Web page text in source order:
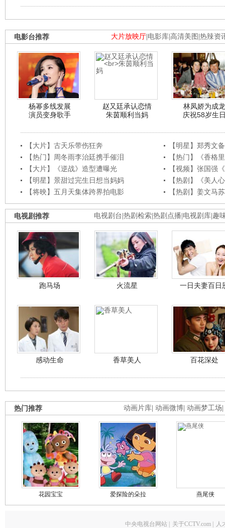
大片放映厅 电影库 高清美图 热辣资
电影台推荐
杨幂多线发展
演员变身歌手
赵又廷承认恋情
朱茵顺利当妈
林凤娇为成龙
庆祝58岁生
【大片】古天乐带伤狂奔
【明星】郑秀文
【热门】周冬雨李治廷携手催泪
【热门】《香格
【大片】《逆战》造型遭曝光
【视频】张国强
【明星】景甜过完生日想当妈妈
【热剧】《美人
【将映】五月天集体跨界拍电影
【热剧】姜文马
电视剧台 热剧检索 热剧点播 电视剧库 趣
电视剧推荐
跑马场 火流星 一日夫妻百日
感动生命 香草美人 百花深处
动画片库 动画微博 动画梦工场
热门推荐
花园宝宝 爱探险的朵拉 燕尾侠
中央电视台网站 关于CCTV.com 人